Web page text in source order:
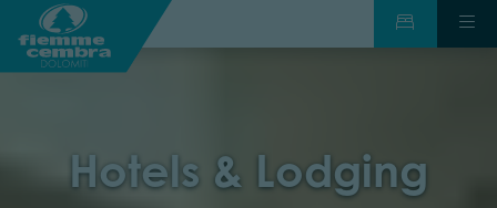
Hotels & Lodging